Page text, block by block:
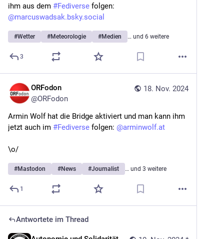
ihm aus dem #Fediverse
@marcuswadsak.bsky.social
#Wetter #Meteorologie #Medien … und 6 weitere
3
18. Nov. 2024
ORFodon
@ORFodon
Armin Wolf hat die Bridge aktiviert und man kann ihm
jetzt auch im #Fediverse folgen: @arminwolf.at
\o/
#Mastodon #News #Journalist … und 3 weitere
1
Antwortete im Thread